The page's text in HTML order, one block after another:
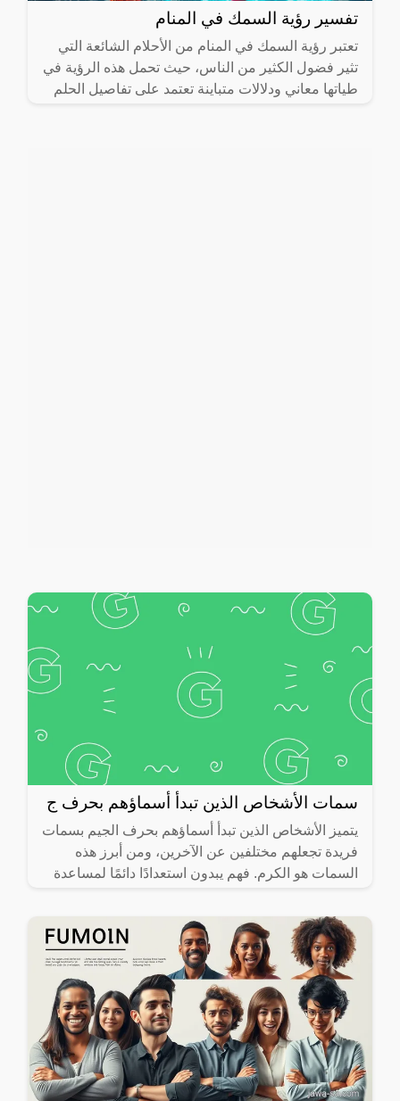
تفسير رؤية السمك في المنام
تعتبر رؤية السمك في المنام من الأحلام الشائعة التي
تثير فضول الكثير من الناس، حيث تحمل هذه الرؤية في
طياتها معاني ودلالات متباينة تعتمد على تفاصيل الحلم
سمات الأشخاص الذين تبدأ أسماؤهم بحرف ج
يتميز الأشخاص الذين تبدأ أسماؤهم بحرف الجيم بسمات
فريدة تجعلهم مختلفين عن الآخرين، ومن أبرز هذه
السمات هو الكرم. فهم يبدون استعدادًا دائمًا لمساعدة